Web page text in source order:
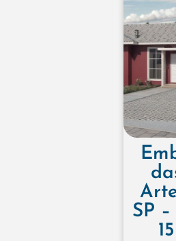
SP –
15